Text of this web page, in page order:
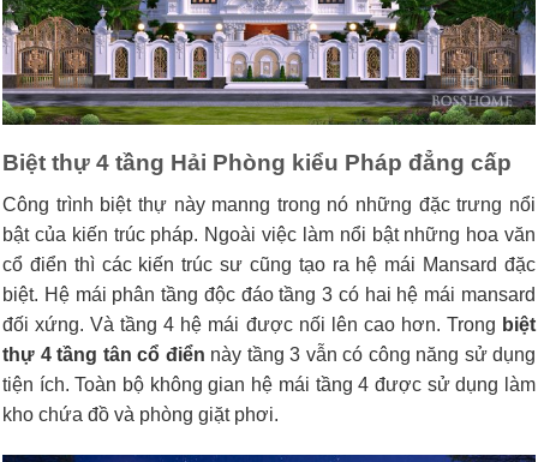
Biệt thự 4 tầng Hải Phòng kiểu Pháp đẳng cấp
Công trình biệt thự này manng trong nó những đặc trưng nổi
bật của kiến trúc pháp. Ngoài việc làm nổi bật những hoa văn
cổ điển thì các kiến trúc sư cũng tạo ra hệ mái Mansard đặc
biệt. Hệ mái phân tầng độc đáo tầng 3 có hai hệ mái mansard
đối xứng. Và tầng 4 hệ mái được nối lên cao hơn. Trong biệt
thự 4 tầng tân cổ điển này tầng 3 vẫn có công năng sử dụng
tiện ích. Toàn bộ không gian hệ mái tầng 4 được sử dụng làm
kho chứa đồ và phòng giặt phơi.